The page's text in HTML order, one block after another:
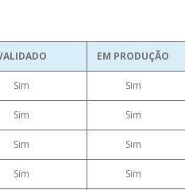
EM PRODUÇÃO
Sim Sim
Sim Sim
Sim Sim
Sim Sim